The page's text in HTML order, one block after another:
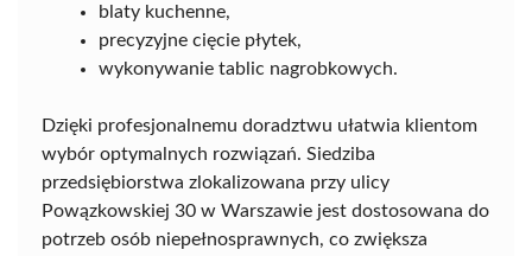
blaty kuchenne,
precyzyjne cięcie płytek,
wykonywanie tablic nagrobkowych.
Dzięki profesjonalnemu doradztwu ułatwia klientom
wybór optymalnych rozwiązań. Siedziba
przedsiębiorstwa zlokalizowana przy ulicy
Powązkowskiej 30 w Warszawie jest dostosowana do
potrzeb osób niepełnosprawnych, co zwiększa